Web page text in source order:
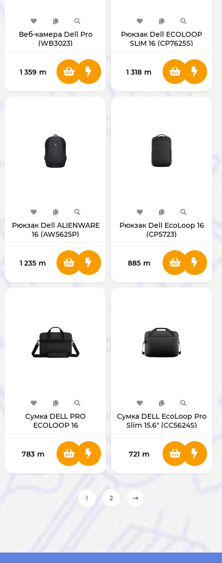
Веб-камера Dell Pro
(WB3023)
1 359 m
Рюкзак Dell ECOLOOP
SLIM 16 (CP7625S)
1 318 m
Рюкзак Dell ALIENWARE
16 (AW5625P)
1 235 m
Рюкзак Dell EcoLoop 16
(CP5723)
885 m
Сумка DELL PRO
ECOLOOP 16
783 m
Сумка DELL EcoLoop Pro
Slim 15.6" (CC5624S)
721 m
1 2